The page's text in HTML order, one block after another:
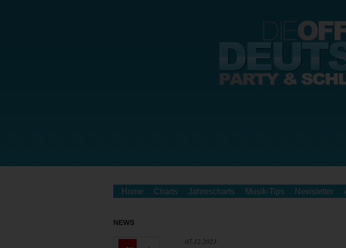
Home Charts Jahrescharts Musik-Tips Newsletter
NEWS
07.12.2023